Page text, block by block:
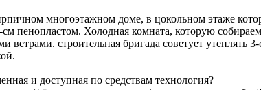
многоэтажном доме, в цокольном этаже
пенопластом. Холодная комната, которую
ветрами. строительная бригада советует
и доступная по средствам технология?